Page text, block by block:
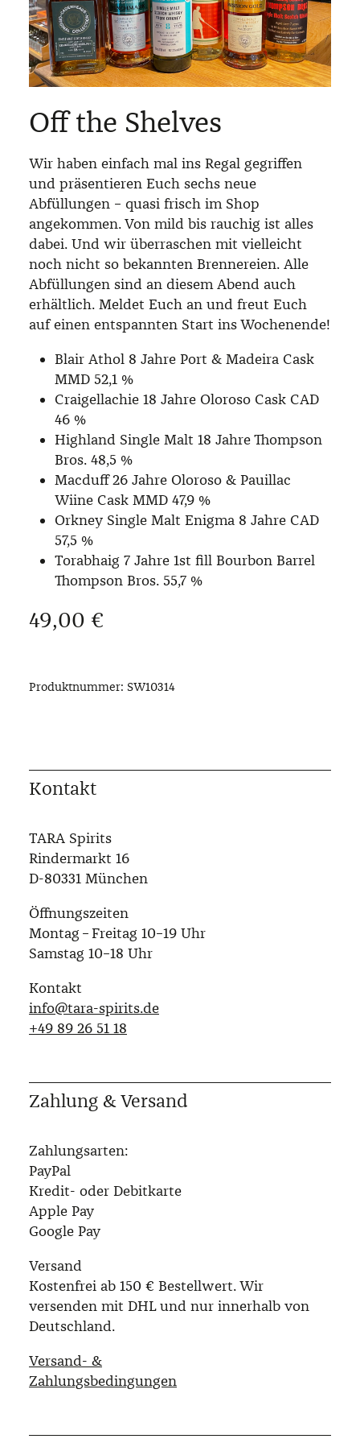
Off the Shelves
Wir haben einfach mal ins Regal gegriffen
und präsentieren Euch sechs neue
Abfüllungen – quasi frisch im Shop
angekommen. Von mild bis rauchig ist alles
dabei. Und wir überraschen mit vielleicht
noch nicht so bekannten Brennereien. Alle
Abfüllungen sind an diesem Abend auch
erhältlich. Meldet Euch an und freut Euch
auf einen entspannten Start ins Wochenende!
Blair Athol 8 Jahre Port & Madeira Cask
MMD 52,1 %
Craigellachie 18 Jahre Oloroso Cask CAD
46 %
Highland Single Malt 18 Jahre Thompson
Bros. 48,5 %
Macduff 26 Jahre Oloroso & Pauillac
Wiine Cask MMD 47,9 %
Orkney Single Malt Enigma 8 Jahre CAD
57,5 %
Torabhaig 7 Jahre 1st fill Bourbon Barrel
Thompson Bros. 55,7 %
Regulärer Preis:
49,00 €
Produktnummer: SW10314
Kontakt
TARA Spirits
Rindermarkt 16
D-80331 München
Öffnungszeiten
Montag – Freitag 10–19 Uhr
Samstag 10–18 Uhr
Kontakt
info@tara-spirits.de
‭+49 89 26 51 18‬
Zahlung & Versand
Zahlungsarten:
PayPal
Kredit- oder Debitkarte
Apple Pay
Google Pay
Versand
Kostenfrei ab 150 € Bestellwert. Wir
versenden mit DHL und nur innerhalb von
Deutschland.
Versand- &
Zahlungsbedingungen